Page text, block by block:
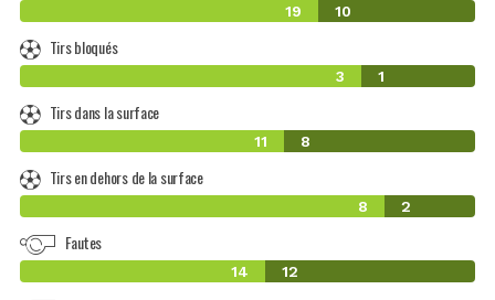
19 10
Tirs bloqués
3 1
Tirs dans la surface
11 8
Tirs en dehors de la surface
8 2
Fautes
14 12